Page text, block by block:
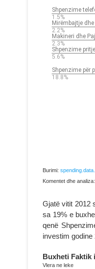
Burimi:
Komentet dhe
Gjatë vitit 2012
sa 19% e
qenë
investim godine
Buxheti Faktik
Vlera ne leke